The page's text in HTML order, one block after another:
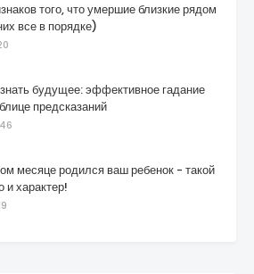
того, что умершие близкие рядом
все в порядке)
будущее: эффективное гадание
предсказаний
месяце родился ваш ребенок - такой
и характер!